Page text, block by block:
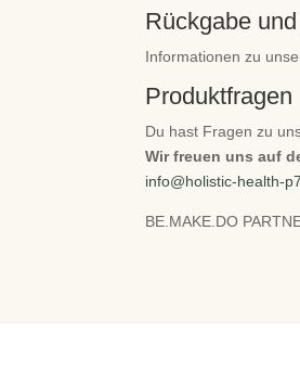
Rückgabe
Informationen zu
Produktfragen
Du hast Fragen zu
Wir freuen uns auf
info@holistic-health-
BE.MAKE.DO